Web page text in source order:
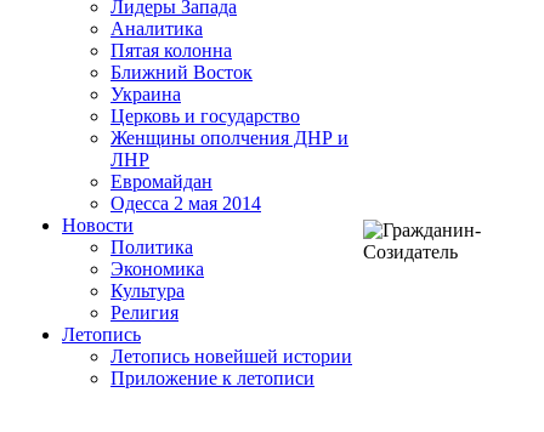
Лидеры Запада
Аналитика
Пятая колонна
Ближний Восток
Украина
Церковь и государство
Женщины ополчения ДНР и
ЛНР
Евромайдан
Одесса 2 мая 2014
Новости
Политика
Экономика
Культура
Религия
Летопись
Летопись новейшей истории
Приложение к летописи